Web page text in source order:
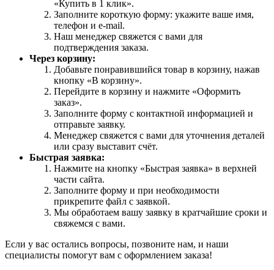
«Купить в 1 клик».
Заполните короткую форму: укажите ваше имя,
телефон и e-mail.
Наш менеджер свяжется с вами для
подтверждения заказа.
Через корзину:
Добавьте понравившийся товар в корзину, нажав
кнопку «В корзину».
Перейдите в корзину и нажмите «Оформить
заказ».
Заполните форму с контактной информацией и
отправьте заявку.
Менеджер свяжется с вами для уточнения деталей
или сразу выставит счёт.
Быстрая заявка:
Нажмите на кнопку «Быстрая заявка» в верхней
части сайта.
Заполните форму и при необходимости
прикрепите файл с заявкой.
Мы обработаем вашу заявку в кратчайшие сроки и
свяжемся с вами.
Если у вас остались вопросы, позвоните нам, и наши
специалисты помогут вам с оформлением заказа!